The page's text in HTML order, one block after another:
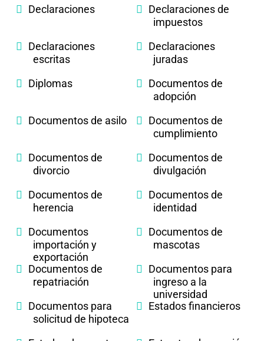
Declaraciones
Declaraciones de
impuestos
Declaraciones
escritas
Declaraciones
juradas
Diplomas
Documentos de
adopción
Documentos de asilo
Documentos de
cumplimiento
Documentos de
divorcio
Documentos de
divulgación
Documentos de
herencia
Documentos de
identidad
Documentos
importación y
exportación
Documentos de
mascotas
Documentos de
repatriación
Documentos para
ingreso a la
universidad
Documentos para
solicitud de hipoteca
Estados financieros